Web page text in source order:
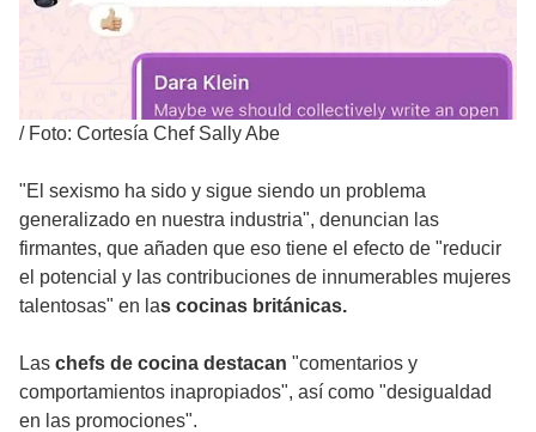
/ Foto: Cortesía Chef Sally Abe
"El sexismo ha sido y sigue siendo un problema
generalizado en nuestra industria", denuncian las
firmantes, que añaden que eso tiene el efecto de "reducir
el potencial y las contribuciones de innumerables mujeres
talentosas" en las cocinas británicas.
Las chefs de cocina destacan "comentarios y
comportamientos inapropiados", así como "desigualdad
en las promociones".